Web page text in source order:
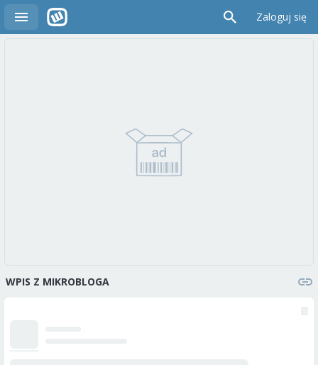
Zaloguj się
WPIS Z MIKROBLOGA